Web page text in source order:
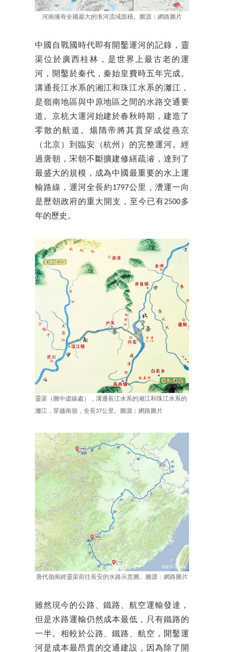
河南擁有全國最大的淮河流域面積。圖源：網路圖片
中國自戰國時代即有開鑿運河的記錄，靈
渠位於廣西桂林，是世界上最古老的運
河，開鑿於秦代，秦始皇費時五年完成。
溝通長江水系的湘江和珠江水系的灕江，
是嶺南地區與中原地區之間的水路交通要
道。京杭大運河始建於春秋時期，建造了
零散的航道。煬隋帝將其貫穿成從燕京
（北京）到臨安（杭州）的完整運河。經
過唐朝，宋朝不斷擴建修繕疏濬，達到了
最盛大的規模，成為中國最重要的水上運
輸路線，運河全長約1797公里，漕運一向
是歷朝政府的重大開支，至今已有2500多
年的歷史。
靈渠（圖中虛線處），溝通長江水系的湘江和珠江水系的
灕江，穿越南嶺，全長37公里。圖源：網路圖片
唐代嶺南經靈渠前往長安的水路示意圖。圖源：網路圖片
雖然現今的公路、鐵路、航空運輸發達，
但是水路運輸仍然成本最低，只有鐵路的
一半。相較於公路、鐵路、航空，開鑿運
河是成本最昂貴的交通建設，因為除了開